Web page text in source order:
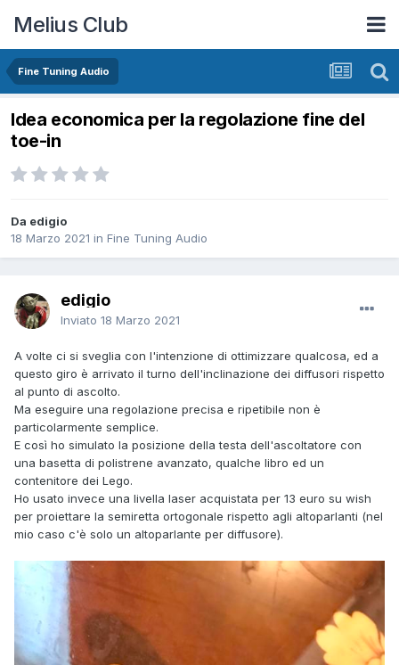
Melius Club
Fine Tuning Audio
Idea economica per la regolazione fine del
toe-in
Da edigio
18 Marzo 2021 in Fine Tuning Audio
edigio
Inviato 18 Marzo 2021
A volte ci si sveglia con l'intenzione di ottimizzare qualcosa, ed a
questo giro è arrivato il turno dell'inclinazione dei diffusori rispetto
al punto di ascolto.
Ma eseguire una regolazione precisa e ripetibile non è
particolarmente semplice.
E così ho simulato la posizione della testa dell'ascoltatore con
una basetta di polistrene avanzato, qualche libro ed un
contenitore dei Lego.
Ho usato invece una livella laser acquistata per 13 euro su wish
per proiettare la semiretta ortogonale rispetto agli altoparlanti (nel
mio caso c'è solo un altoparlante per diffusore).